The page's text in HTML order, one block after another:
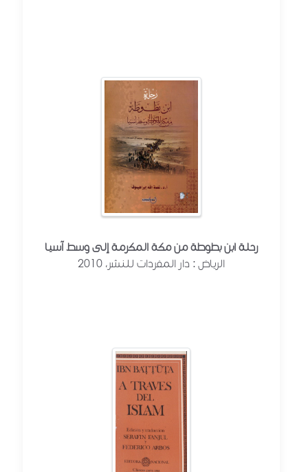
رحلة ابن بطوطة من مكة المكرمة إلى وسط آسيا
الرياض : دار المفردات للنشر، 2010